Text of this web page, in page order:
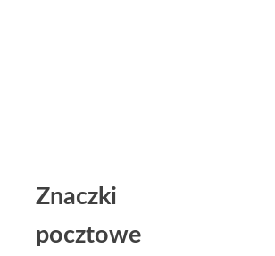
Znaczki
pocztowe